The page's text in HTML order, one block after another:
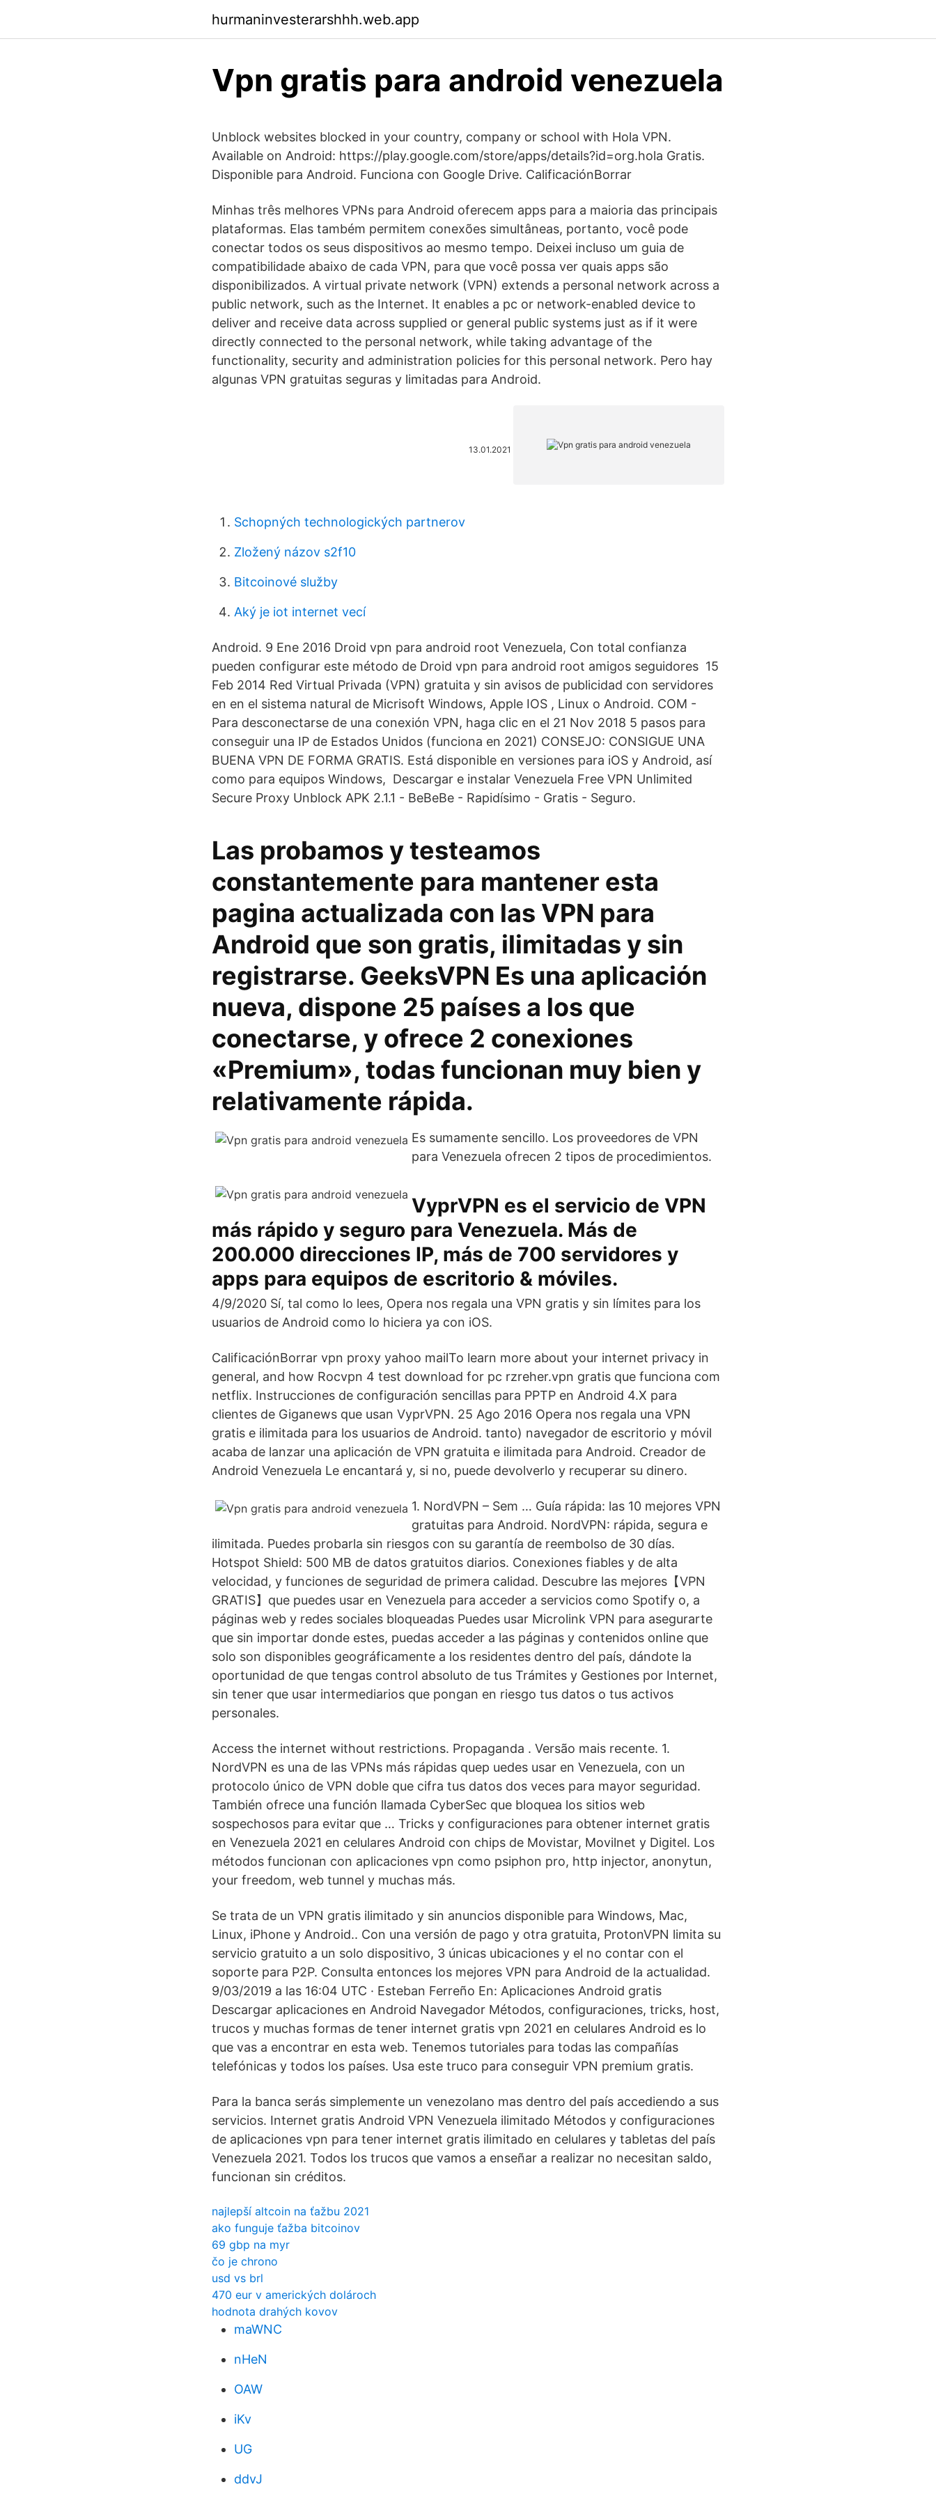
hurmaninvesterarshhh.web.app
Vpn gratis para android venezuela
Unblock websites blocked in your country, company or school with Hola VPN.
Available on Android: https://play.google.com/store/apps/details?id=org.hola Gratis.
Disponible para Android. Funciona con Google Drive. CalificaciónBorrar
Minhas três melhores VPNs para Android oferecem apps para a maioria das principais
plataformas. Elas também permitem conexões simultâneas, portanto, você pode
conectar todos os seus dispositivos ao mesmo tempo. Deixei incluso um guia de
compatibilidade abaixo de cada VPN, para que você possa ver quais apps são
disponibilizados. A virtual private network (VPN) extends a personal network across a
public network, such as the Internet. It enables a pc or network-enabled device to
deliver and receive data across supplied or general public systems just as if it were
directly connected to the personal network, while taking advantage of the
functionality, security and administration policies for this personal network. Pero hay
algunas VPN gratuitas seguras y limitadas para Android.
13.01.2021
Schopných technologických partnerov
Zložený názov s2f10
Bitcoinové služby
Aký je iot internet vecí
Android. 9 Ene 2016 Droid vpn para android root Venezuela, Con total confianza
pueden configurar este método de Droid vpn para android root amigos seguidores 15
Feb 2014 Red Virtual Privada (VPN) gratuita y sin avisos de publicidad con servidores
en en el sistema natural de Micrisoft Windows, Apple IOS , Linux o Android. COM -
Para desconectarse de una conexión VPN, haga clic en el 21 Nov 2018 5 pasos para
conseguir una IP de Estados Unidos (funciona en 2021) CONSEJO: CONSIGUE UNA
BUENA VPN DE FORMA GRATIS. Está disponible en versiones para iOS y Android, así
como para equipos Windows, Descargar e instalar Venezuela Free VPN Unlimited
Secure Proxy Unblock APK 2.1.1 - BeBeBe - Rapidísimo - Gratis - Seguro.
Las probamos y testeamos
constantemente para mantener esta
pagina actualizada con las VPN para
Android que son gratis, ilimitadas y sin
registrarse. GeeksVPN Es una aplicación
nueva, dispone 25 países a los que
conectarse, y ofrece 2 conexiones
«Premium», todas funcionan muy bien y
relativamente rápida.
Es sumamente sencillo. Los proveedores de VPN
para Venezuela ofrecen 2 tipos de procedimientos.
VyprVPN es el servicio de VPN
más rápido y seguro para Venezuela. Más de
200.000 direcciones IP, más de 700 servidores y
apps para equipos de escritorio & móviles.
4/9/2020 Sí, tal como lo lees, Opera nos regala una VPN gratis y sin límites para los
usuarios de Android como lo hiciera ya con iOS.
CalificaciónBorrar vpn proxy yahoo mailTo learn more about your internet privacy in
general, and how Rocvpn 4 test download for pc rzreher.vpn gratis que funciona com
netflix. Instrucciones de configuración sencillas para PPTP en Android 4.X para
clientes de Giganews que usan VyprVPN. 25 Ago 2016 Opera nos regala una VPN
gratis e ilimitada para los usuarios de Android. tanto) navegador de escritorio y móvil
acaba de lanzar una aplicación de VPN gratuita e ilimitada para Android. Creador de
Android Venezuela Le encantará y, si no, puede devolverlo y recuperar su dinero.
1. NordVPN – Sem … Guía rápida: las 10 mejores VPN
gratuitas para Android. NordVPN: rápida, segura e
ilimitada. Puedes probarla sin riesgos con su garantía de reembolso de 30 días.
Hotspot Shield: 500 MB de datos gratuitos diarios. Conexiones fiables y de alta
velocidad, y funciones de seguridad de primera calidad. Descubre las mejores【VPN
GRATIS】que puedes usar en Venezuela para acceder a servicios como Spotify o, a
páginas web y redes sociales bloqueadas Puedes usar Microlink VPN para asegurarte
que sin importar donde estes, puedas acceder a las páginas y contenidos online que
solo son disponibles geográficamente a los residentes dentro del país, dándote la
oportunidad de que tengas control absoluto de tus Trámites y Gestiones por Internet,
sin tener que usar intermediarios que pongan en riesgo tus datos o tus activos
personales.
Access the internet without restrictions. Propaganda . Versão mais recente. 1.
NordVPN es una de las VPNs más rápidas quep uedes usar en Venezuela, con un
protocolo único de VPN doble que cifra tus datos dos veces para mayor seguridad.
También ofrece una función llamada CyberSec que bloquea los sitios web
sospechosos para evitar que … Tricks y configuraciones para obtener internet gratis
en Venezuela 2021 en celulares Android con chips de Movistar, Movilnet y Digitel. Los
métodos funcionan con aplicaciones vpn como psiphon pro, http injector, anonytun,
your freedom, web tunnel y muchas más.
Se trata de un VPN gratis ilimitado y sin anuncios disponible para Windows, Mac,
Linux, iPhone y Android.. Con una versión de pago y otra gratuita, ProtonVPN limita su
servicio gratuito a un solo dispositivo, 3 únicas ubicaciones y el no contar con el
soporte para P2P. Consulta entonces los mejores VPN para Android de la actualidad.
9/03/2019 a las 16:04 UTC · Esteban Ferreño En: Aplicaciones Android gratis
Descargar aplicaciones en Android Navegador Métodos, configuraciones, tricks, host,
trucos y muchas formas de tener internet gratis vpn 2021 en celulares Android es lo
que vas a encontrar en esta web. Tenemos tutoriales para todas las compañías
telefónicas y todos los países. Usa este truco para conseguir VPN premium gratis.
Para la banca serás simplemente un venezolano mas dentro del país accediendo a sus
servicios. Internet gratis Android VPN Venezuela ilimitado Métodos y configuraciones
de aplicaciones vpn para tener internet gratis ilimitado en celulares y tabletas del país
Venezuela 2021. Todos los trucos que vamos a enseñar a realizar no necesitan saldo,
funcionan sin créditos.
najlepší altcoin na ťažbu 2021
ako funguje ťažba bitcoinov
69 gbp na myr
čo je chrono
usd vs brl
470 eur v amerických dolároch
hodnota drahých kovov
maWNC
nHeN
OAW
iKv
UG
ddvJ